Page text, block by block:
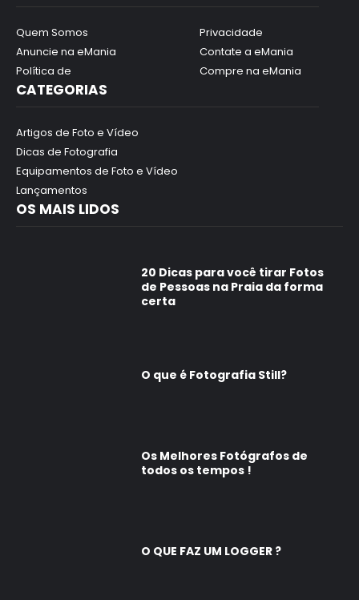
Quem Somos
Anuncie na eMania
Política de
Privacidade
Contate a eMania
Compre na eMania
CATEGORIAS
Artigos de Foto e Vídeo
Dicas de Fotografia
Equipamentos de Foto e Vídeo
Lançamentos
OS MAIS LIDOS
20 Dicas para você tirar Fotos
de Pessoas na Praia da forma
certa
O que é Fotografia Still?
Os Melhores Fotógrafos de
todos os tempos !
O QUE FAZ UM LOGGER ?